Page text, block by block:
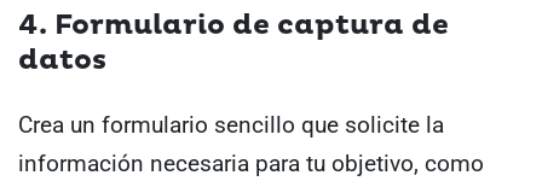
4. Formulario de captura de
datos
Crea un formulario sencillo que solicite la
información necesaria para tu objetivo, como